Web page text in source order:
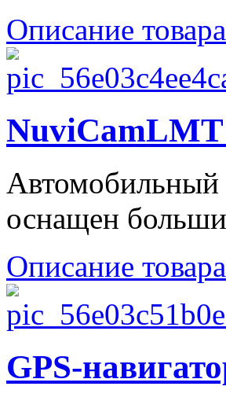
Описание товара
Автомобильный
оснащен
Описание товара
GPS-